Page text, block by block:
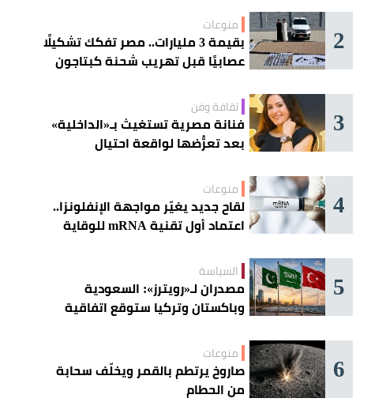
2 منوعات
بقيمة 3 مليارات.. مصر تفكك تشكيلًا
عصابيًا قبل تهريب شحنة كبتاجون
3 ثقافة وفن
فنانة مصرية تستغيث بـ«الداخلية»
بعد تعرُّضها لواقعة احتيال
4 منوعات
لقاح جديد يغيّر مواجهة الإنفلونزا..
اعتماد أول تقنية mRNA للوقاية
5 السياسة
مصدران لـ«رويترز»: السعودية
وباكستان وتركيا ستوقع اتفاقية
6 منوعات
صاروخ يرتطم بالقمر ويخلّف سحابة
من الحطام